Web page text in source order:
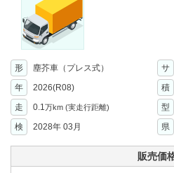
形 塵芥車（プレス式） サ
年
2026(R08) 積
走 0.1万km (実走行距離) 型
検
2028年 03月 県
販売価